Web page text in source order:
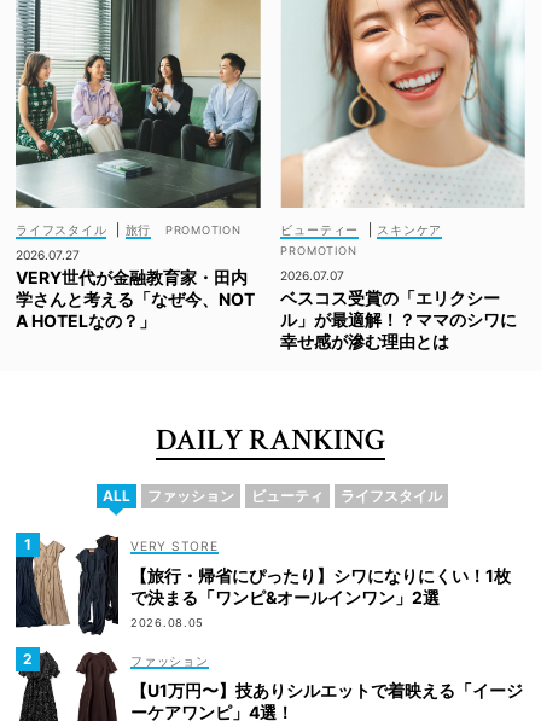
ライフスタイル
旅行
2026.07.27
VERY世代が金融教育家・田内
学さんと考える「なぜ今、NOT
A HOTELなの？」
ビューティー スキンケア
2026.07.07
ベスコス受賞の「エリクシー
ル」が最適解！？ママのシワに
幸せ感が滲む理由とは
DAILY RANKING
ALL ファッション ビューティ ライフスタイル
VERY STORE
【旅行・帰省にぴったり】シワになりにくい！1枚
で決まる「ワンピ&オールインワン」2選
2026.08.05
ファッション
【U1万円〜】技ありシルエットで着映える「イージ
ーケアワンピ」4選！